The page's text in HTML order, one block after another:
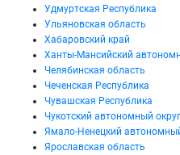
Удмуртская Республика
Ульяновская область
Хабаровский край
Ханты-Мансийский
Челябинская область
Чеченская Республика
Чувашская Республика
Чукотский автономный округ
Ямало-Ненецкий
Ярославская область